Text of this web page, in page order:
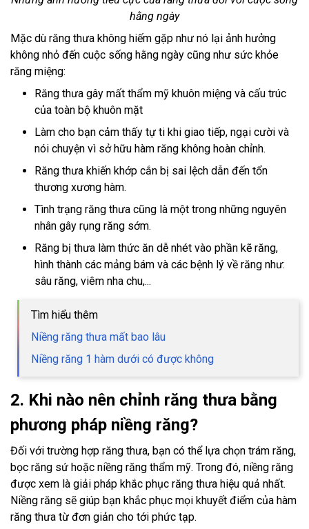
hằng ngày
Mặc dù răng thưa không hiếm gặp như nó lại ảnh hưởng
không nhỏ đến cuộc sống hằng ngày cũng như sức khỏe
răng miệng:
Răng thưa gây mất thẩm mỹ khuôn miệng và cấu trúc
của toàn bộ khuôn mặt
Làm cho bạn cảm thấy tự ti khi giao tiếp, ngại cười và
nói chuyện vì sở hữu hàm răng không hoàn chỉnh.
Răng thưa khiến khớp cắn bị sai lệch dẫn đến tổn
thương xương hàm.
Tình trạng răng thưa cũng là một trong những nguyên
nhân gây rụng răng sớm.
Răng bị thưa làm thức ăn dễ nhét vào phần kẽ răng,
hình thành các mảng bám và các bệnh lý về răng như:
sâu răng, viêm nha chu,...
Tìm hiểu thêm
Niềng răng thưa mất bao lâu
Niềng răng 1 hàm dưới có được không
2. Khi nào nên chỉnh răng thưa bằng
phương pháp niềng răng?
Đối với trường hợp răng thưa, bạn có thể lựa chọn trám răng,
bọc răng sứ hoặc niềng răng thẩm mỹ. Trong đó, niềng răng
được xem là giải pháp khắc phục răng thưa hiệu quả nhất.
Niềng răng sẽ giúp bạn khắc phục mọi khuyết điểm của hàm
răng thưa từ đơn giản cho tới phức tạp.